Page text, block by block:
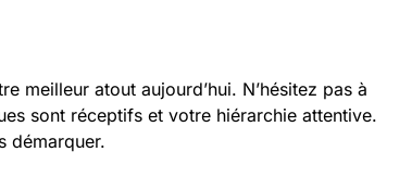
meilleur atout aujourd’hui. N’hésitez pas à
sont réceptifs et votre hiérarchie attentive.
démarquer.